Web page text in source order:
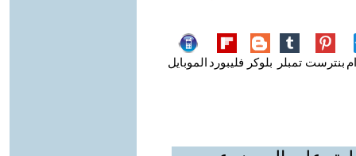
بنترست تمبلر بلوكر فليبورد الموبايل